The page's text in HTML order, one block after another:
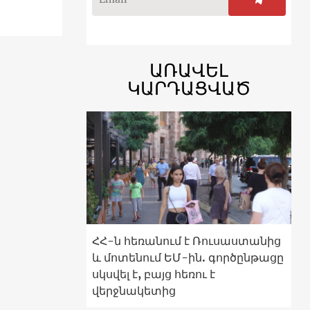
ԱՌԱՎԵԼ
ԿԱՐԴԱՑՎԱԾ
ՀՀ-ն հեռանում է Ռուսաստանից
և մոտենում ԵՄ-ին. գործընթացը
սկսվել է, բայց հեռու է
վերջնակետից